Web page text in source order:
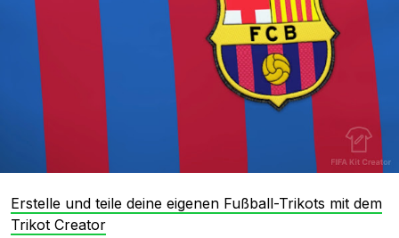
Erstelle und teile deine eigenen Fußball-Trikots mit dem
Trikot Creator